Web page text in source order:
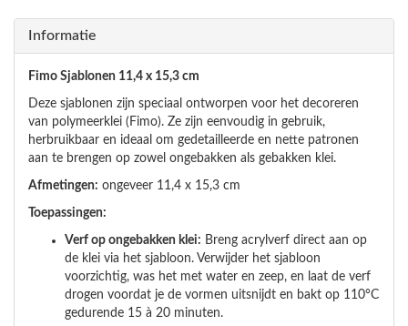
Informatie
Fimo Sjablonen 11,4 x 15,3 cm
Deze sjablonen zijn speciaal ontworpen voor het decoreren
van polymeerklei (Fimo). Ze zijn eenvoudig in gebruik,
herbruikbaar en ideaal om gedetailleerde en nette patronen
aan te brengen op zowel ongebakken als gebakken klei.
Afmetingen: ongeveer 11,4 x 15,3 cm
Toepassingen:
Verf op ongebakken klei: Breng acrylverf direct aan op
de klei via het sjabloon. Verwijder het sjabloon
voorzichtig, was het met water en zeep, en laat de verf
drogen voordat je de vormen uitsnijdt en bakt op 110°C
gedurende 15 à 20 minuten.